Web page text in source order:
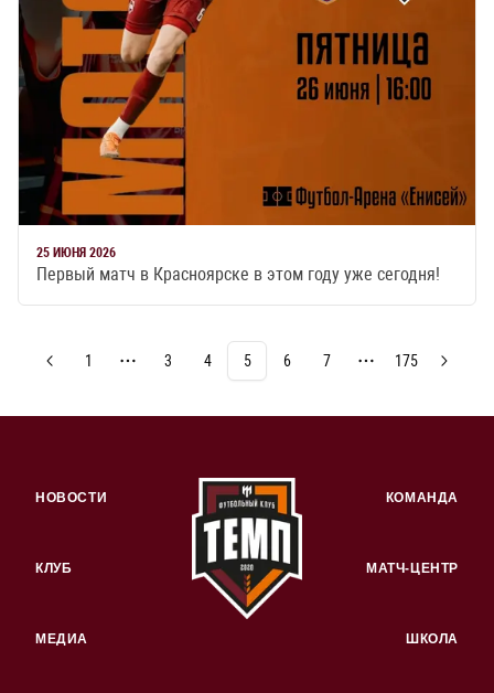
25 ИЮНЯ 2026
Первый матч в Красноярске в этом году уже сегодня!
1
More pages
3 4 5 6 7
More pages
175
НОВОСТИ КОМАНДА
КЛУБ МАТЧ-ЦЕНТР
МЕДИА ШКОЛА